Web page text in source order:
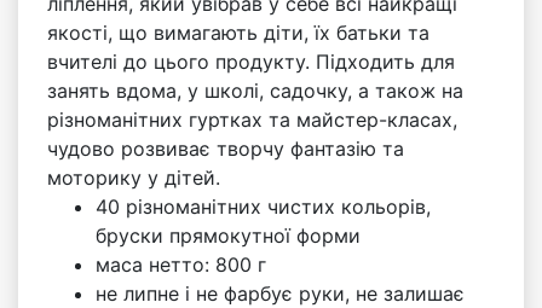
якості, що вимагають діти, їх батьки та
вчителі до цього продукту. Підходить для
занять вдома, у школі, садочку, а також на
різноманітних гуртках та майстер-класах,
чудово розвиває творчу фантазію та
моторику у дітей.
40 різноманітних чистих кольорів,
бруски прямокутної форми
маса нетто: 800 г
не липне і не фарбує руки, не залишає